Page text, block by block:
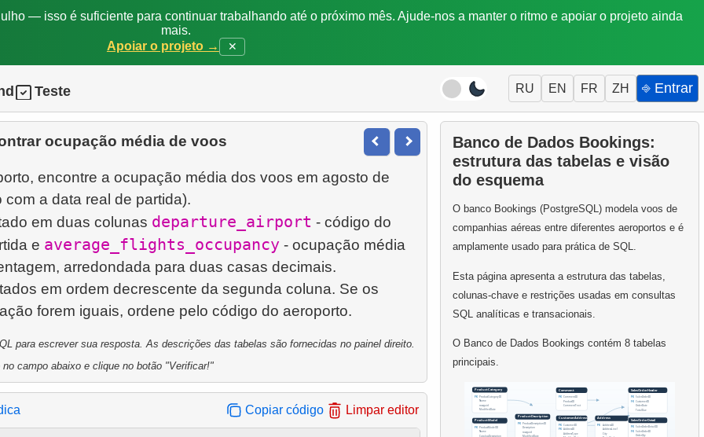
— isso é suficiente para continuar trabalhando até o próximo mês. Ajude-nos a manter o ritmo e apoiar o projeto ainda
mais.
Apoiar o projeto →
✕
Teste RU EN FR ZH ⎆ Entrar
ocupação média de voos
encontre a ocupação média dos voos em agosto de
com a data real de partida).
em duas colunas departure_airport - código do
e average_flights_occupancy - ocupação média
arredondada para duas casas decimais.
em ordem decrescente da segunda coluna. Se os
para escrever sua resposta. As descrições das tabelas são fornecidas no painel direito.
campo abaixo e clique no botão "Verificar!"
Copiar código Limpar editor
Banco de Dados Bookings:
estrutura das tabelas e visão
do esquema
O banco Bookings (PostgreSQL) modela voos de
companhias aéreas entre diferentes aeroportos e é
amplamente usado para prática de SQL.
Esta página apresenta a estrutura das tabelas,
colunas-chave e restrições usadas em consultas
SQL analíticas e transacionais.
O Banco de Dados Bookings contém 8 tabelas
principais.